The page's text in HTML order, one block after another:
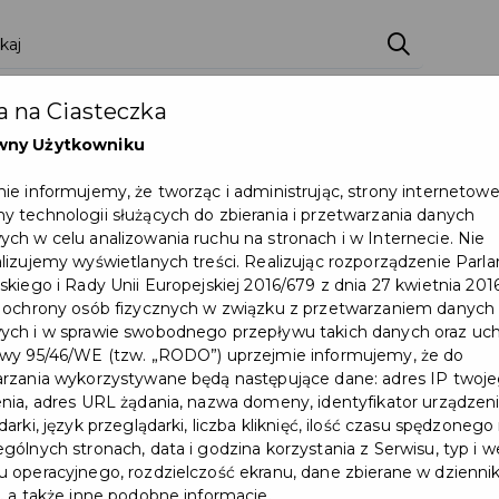
Wydarzenia
Programy
Mapa Miasta Załatw sprawę
Ochrona ludności
Handlowej
Wydarzenie już się zakończyło
na Ciasteczka
Użytkowniku
informujemy, że tworząc i administrując, strony internetowe
technologii służących do zbierania i przetwarzania danych
w celu analizowania ruchu na stronach i w Internecie. Nie
wyświetlanych treści. Realizując rozporządzenie
i Rady Unii Europejskiej 2016/679 z dnia 27 kwietnia
ochrony osób fizycznych w związku z przetwarzaniem danych
i w sprawie swobodnego przepływu takich danych oraz
95/46/WE (tzw. „RODO”) uprzejmie informujemy, że do
wykorzystywane będą następujące dane: adres IP
adres URL żądania, nazwa domeny, identyfikator
język przeglądarki, liczba kliknięć, ilość czasu spędzonego
stronach, data i godzina korzystania z Serwisu, typ i
operacyjnego, rozdzielczość ekranu, dane zbierane w